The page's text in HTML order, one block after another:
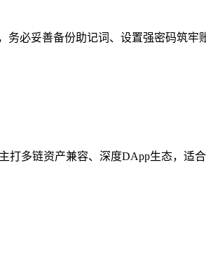
必妥善备份助记词、设置强密码筑牢
打多链资产兼容、深度DApp生态，适